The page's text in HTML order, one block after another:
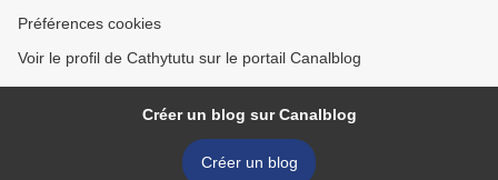
Préférences cookies
Voir le profil de Cathytutu sur le portail Canalblog
Créer un blog sur Canalblog
Créer un blog